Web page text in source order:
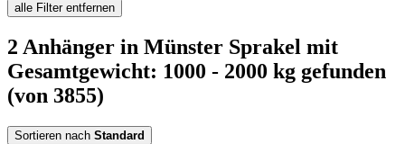
alle Filter entfernen
2 Anhänger in Münster Sprakel mit
Gesamtgewicht: 1000 - 2000 kg gefunden
(von 3855)
Sortieren nach Standard